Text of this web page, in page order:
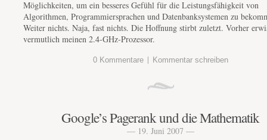
Möglichkeiten, um ein besseres Gefühl für die Leistungsfähigkeit von
Algorithmen, Programmiersprachen und Datenbanksystemen zu
Weiter nichts. Naja, fast nichts. Die Hoffnung stirbt zuletzt. Vorher
vermutlich meinen 2.4-GHz-Prozessor.
0 Kommentare | Kommentar schreiben
Google’s Pagerank und die Mathematik
— 19. Juni 2007 —